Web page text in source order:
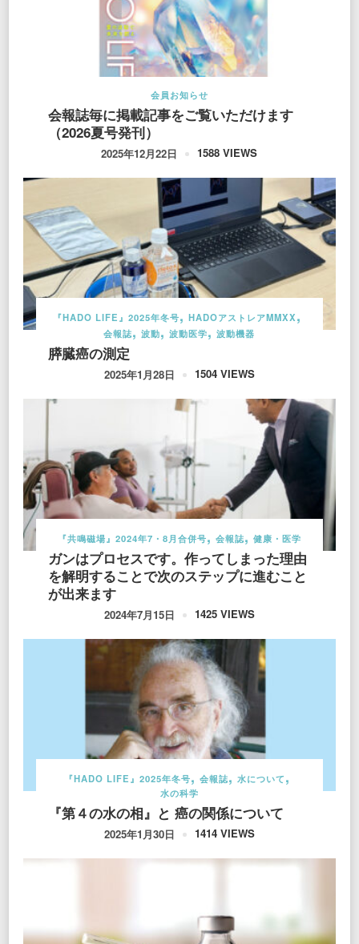
会員お知らせ
会報誌毎に掲載記事をご覧いただけます
（2026夏号発刊）
2025年12月22日 1588 VIEWS
『HADO LIFE』2025年冬号
HADOアストレアMMXX
会報誌
波動 波動医学 波動機器
膵臓癌の測定
2025年1月28日 1504 VIEWS
『共鳴磁場』2024年7・8月合併号 会報誌 健康・医学
ガンはプロセスです。作ってしまった理由
を解明することで次のステップに進むこと
が出来ます
2024年7月15日 1425 VIEWS
『HADO LIFE』2025年冬号 会報誌
水について
水の科学
『第４の水の相』と 癌の関係について
2025年1月30日 1414 VIEWS